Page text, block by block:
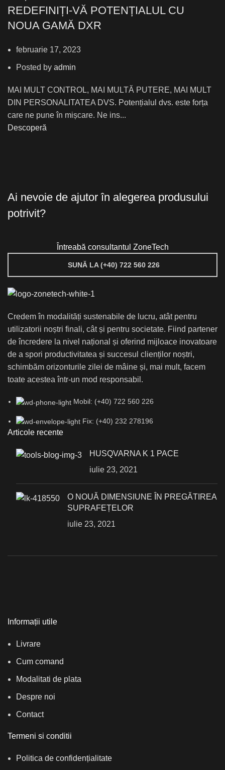
REDEFINIȚI-VĂ POTENȚIALUL CU
NOUA GAMĂ DXR
februarie 17, 2023
Posted by admin
MAI MULT CONTROL, MAI MULTĂ PUTERE, MAI MULT
DIN PERSONALITATEA DVS. Potențialul dvs. este forța
care ne pune în mișcare. Ne ins...
Descoperă
Ai nevoie de ajutor în alegerea produsului
potrivit?
Întreabă consultantul ZoneTech
SUNĂ LA (+40) 722 560 226
Credem în modalități sustenabile de lucru, atât pentru
utilizatorii noștri finali, cât și pentru societate. Fiind partener
de încredere la nivel național și oferind mijloace inovatoare
de a spori productivitatea și succesul clienților noștri,
schimbăm orizonturile zilei de mâine și, mai mult, facem
toate acestea într-un mod responsabil.
Mobil: (+40) 722 560 226
Fix: (+40) 232 278196
Articole recente
HUSQVARNA K 1 PACE
iulie 23, 2021
О NOUĂ DIMENSIUNE ÎN PREGĂTIREA
SUPRAFEȚELOR
iulie 23, 2021
Informații utile
Livrare
Cum comand
Modalitati de plata
Despre noi
Contact
Termeni si conditii
Politica de confidențialitate